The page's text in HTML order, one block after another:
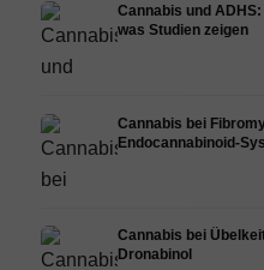
Cannabis und
was Studien zeigen
Cannabis bei
Endocannabinoid-
Cannabis bei
Dronabinol